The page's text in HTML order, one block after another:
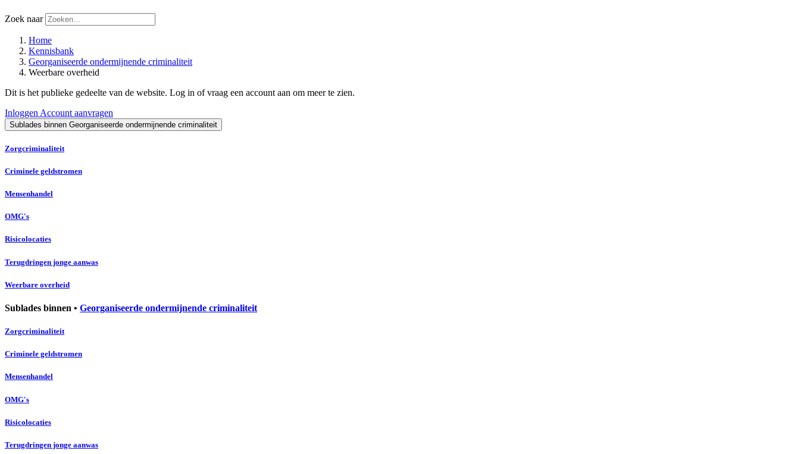
Zoek naar
Home
Kennisbank
Georganiseerde ondermijnende criminaliteit
Weerbare overheid
Dit is het publieke gedeelte van de website. Log in of vraag een account aan om meer te zien.
Inloggen Account aanvragen
Sublades binnen Georganiseerde ondermijnende criminaliteit
Zorgcriminaliteit
Criminele geldstromen
Mensenhandel
OMG's
Risicolocaties
Terugdringen jonge aanwas
Weerbare overheid
Sublades binnen • Georganiseerde ondermijnende criminaliteit
Zorgcriminaliteit
Criminele geldstromen
Mensenhandel
OMG's
Risicolocaties
Terugdringen jonge aanwas